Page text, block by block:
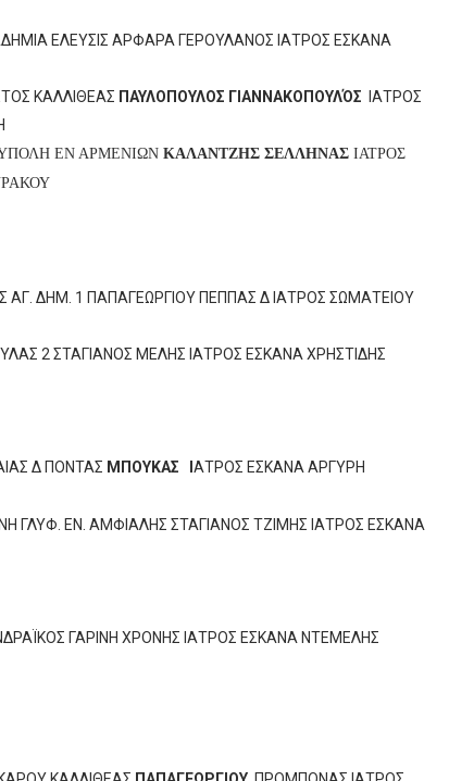
ΕΛΕΥΣΙΣ ΑΡΦΑΡΑ ΓΕΡΟΥΛΑΝΟΣ ΙΑΤΡΟΣ ΕΣΚΑΝΑ
ΚΑΛΛΙΘΕΑΣ ΠΑΥΛΟΠΟΥΛΟΣ ΓΙΑΝΝΑΚΟΠΟΥΛΌΣ
ΙΑΤΡΟΣ
ΕΝ ΑΡΜΕΝΙΩΝ ΚΑΛΑΝΤΖΗΣ ΣΕΛΛΗΝΑΣΙΑΤΡΟΣ
ΑΓ. ΔΗΜ. 1 ΠΑΠΑΓΕΩΡΓΙΟΥ ΠΕΠΠΑΣ Δ ΙΑΤΡΟΣ ΣΩΜΑΤΕΙΟΥ
2 ΣΤΑΓΙΑΝΟΣ ΜΕΛΗΣ ΙΑΤΡΟΣ ΕΣΚΑΝΑ ΧΡΗΣΤΙΔΗΣ
Δ ΠΟΝΤΑΣ ΜΠΟΥΚΑΣ Ι ΑΤΡΟΣ ΕΣΚΑΝΑ ΑΡΓΥΡΗ
ΓΛΥΦ. ΕΝ. ΑΜΦΙΑΛΗΣ ΣΤΑΓΙΑΝΟΣ ΤΖΙΜΗΣ ΙΑΤΡΟΣ ΕΣΚΑΝΑ
ΓΑΡΙΝΗ ΧΡΟΝΗΣ ΙΑΤΡΟΣ ΕΣΚΑΝΑ ΝΤΕΜΕΛΗΣ